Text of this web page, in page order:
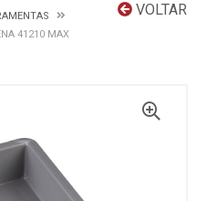
VOLTAR
41210 MAX